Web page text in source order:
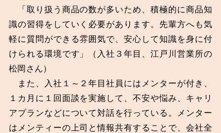
「取り扱う商品の数が多いため、積極的に商品知
識の習得をしていく必要があります。先輩方へも気
軽に質問ができる雰囲気で、安心して知識を身に付
けられる環境です」（入社３年目、江戸川営業所の
松岡さん）
また、入社１～２年目社員にはメンターが付き、
１カ月に１回面談を実施して、不安や悩み、キャリ
アプランなどについて対話を行っている。メンター
はメンティーの上司と情報共有することで、会社全